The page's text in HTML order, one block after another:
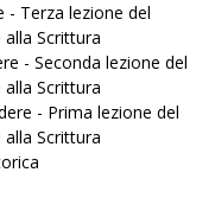
- Terza lezione del
Scrittura
- Seconda lezione del
Scrittura
- Prima lezione del
Scrittura